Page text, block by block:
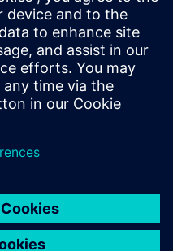
najboljše prakse z
oblikovanja. Objekti za
upravljanje revizij in
ki so skupne
datotek.